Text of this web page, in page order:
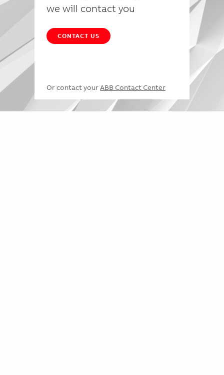
we will contact you
CONTACT US
Or contact your ABB Contact Center